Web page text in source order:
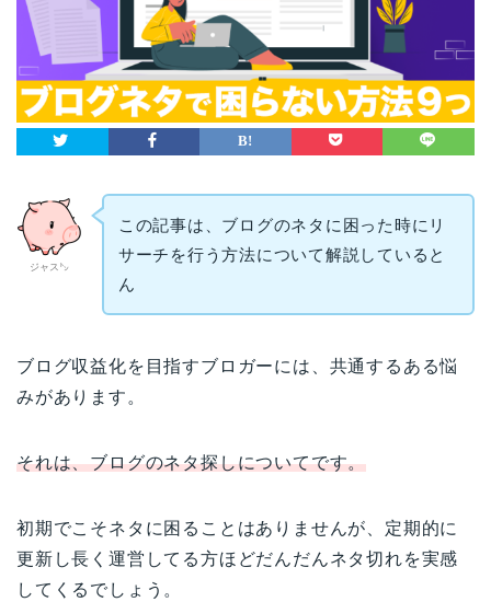
ジャス㌧
この記事は、ブログのネタに困った時にリ
サーチを行う方法について解説していると
ん
ブログ収益化を目指すブロガーには、共通するある悩
みがあります。
それは、ブログのネタ探しについてです。
初期でこそネタに困ることはありませんが、定期的に
更新し長く運営してる方ほどだんだんネタ切れを実感
してくるでしょう。